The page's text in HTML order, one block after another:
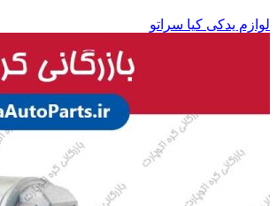
لوازم یدکی کیا سراتو